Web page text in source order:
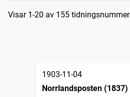
Sökresultat
Visar 1-20 av 155 tidningsnummer
1903-11-04
Norrlandsposten (1837)